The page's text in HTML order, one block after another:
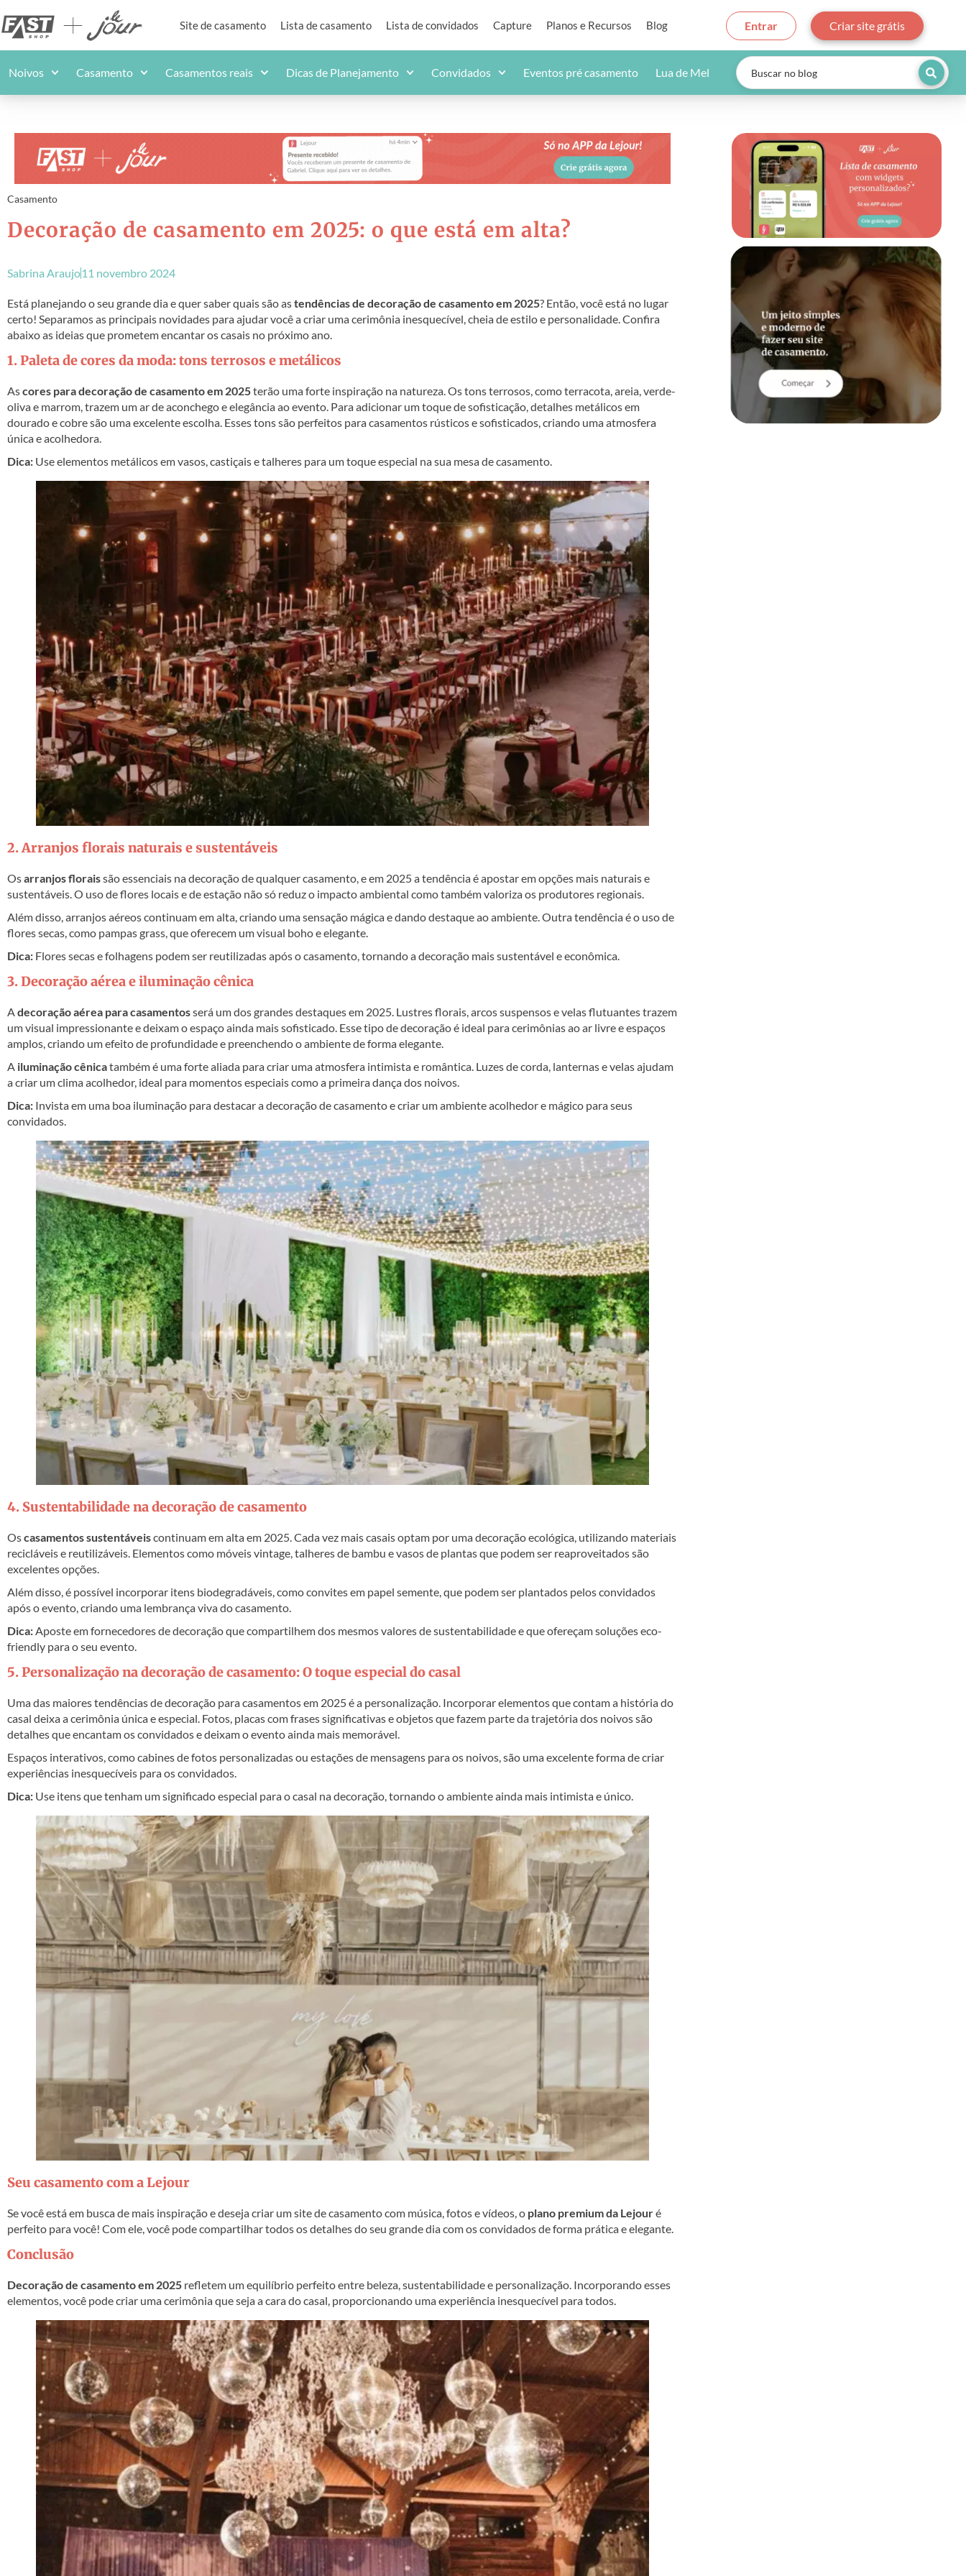
Site de casamento Lista de casamento Lista de convidados Capture Planos e Recursos Blog Entrar Criar site grátis
Noivos Casamento Casamentos reais Dicas de Planejamento Convidados Eventos pré casamento Lua de Mel
Casamento
Decoração de casamento em 2025: o que está em alta?
Sabrina Araujo11 novembro 2024
Está planejando o seu grande dia e quer saber quais são astendências de decoração de casamento em 2025? Então, você está no lugar
certo! Separamos as principais novidades para ajudar você a criar uma cerimônia inesquecível, cheia de estilo e personalidade. Confira
abaixo as ideias que prometem encantar os casais no próximo ano.
1. Paleta de cores da moda: tons terrosos e metálicos
Ascores para decoração de casamento em 2025terão uma forte inspiração na natureza. Os tons terrosos, como terracota, areia, verde-
oliva e marrom, trazem um ar de aconchego e elegância ao evento. Para adicionar um toque de sofisticação, detalhes metálicos em
dourado e cobre são uma excelente escolha. Esses tons são perfeitos para casamentos rústicos e sofisticados, criando uma atmosfera
única e acolhedora.
Dica: Use elementos metálicos em vasos, castiçais e talheres para um toque especial na sua mesa de casamento.
2. Arranjos florais naturais e sustentáveis
Osarranjos floraissão essenciais na decoração de qualquer casamento, e em 2025 a tendência é apostar em opções mais naturais e
sustentáveis. O uso de flores locais e de estação não só reduz o impacto ambiental como também valoriza os produtores regionais.
Além disso, arranjos aéreos continuam em alta, criando uma sensação mágica e dando destaque ao ambiente. Outra tendência é o uso de
flores secas, como pampas grass, que oferecem um visual boho e elegante.
Dica: Flores secas e folhagens podem ser reutilizadas após o casamento, tornando a decoração mais sustentável e econômica.
3. Decoração aérea e iluminação cênica
Adecoração aérea para casamentosserá um dos grandes destaques em 2025. Lustres florais, arcos suspensos e velas flutuantes trazem
um visual impressionante e deixam o espaço ainda mais sofisticado. Esse tipo de decoração é ideal para cerimônias ao ar livre e espaços
amplos, criando um efeito de profundidade e preenchendo o ambiente de forma elegante.
A iluminação cênicatambém é uma forte aliada para criar uma atmosfera intimista e romântica. Luzes de corda, lanternas e velas ajudam
a criar um clima acolhedor, ideal para momentos especiais como a primeira dança dos noivos.
Dica: Invista em uma boa iluminação para destacar a decoração de casamento e criar um ambiente acolhedor e mágico para seus
convidados.
4. Sustentabilidade na decoração de casamento
Oscasamentos sustentáveiscontinuam em alta em 2025. Cada vez mais casais optam por uma decoração ecológica, utilizando materiais
recicláveis e reutilizáveis. Elementos como móveis vintage, talheres de bambu e vasos de plantas que podem ser reaproveitados são
excelentes opções.
Além disso, é possível incorporar itens biodegradáveis, como convites em papel semente, que podem ser plantados pelos convidados
após o evento, criando uma lembrança viva do casamento.
Dica:Aposte em fornecedores de decoração que compartilhem dos mesmos valores de sustentabilidade e que ofereçam soluções eco-
friendly para o seu evento.
5. Personalização na decoração de casamento: O toque especial do casal
Uma das maiores tendências de decoração para casamentos em 2025 é a personalização. Incorporar elementos que contam a história do
casal deixa a cerimônia única e especial. Fotos, placas com frases significativas e objetos que fazem parte da trajetória dos noivos são
detalhes que encantam os convidados e deixam o evento ainda mais memorável.
Espaços interativos, como cabines de fotos personalizadas ou estações de mensagens para os noivos, são uma excelente forma de criar
experiências inesquecíveis para os convidados.
Dica: Use itens que tenham um significado especial para o casal na decoração, tornando o ambiente ainda mais intimista e único.
Seu casamento com a Lejour
Se você está em busca de mais inspiração e deseja criar um site de casamento com música, fotos e vídeos, o plano premium da Lejouré
perfeito para você! Com ele, você pode compartilhar todos os detalhes do seu grande dia com os convidados de forma prática e elegante.
Conclusão
Decoração de casamento em 2025 refletem um equilíbrio perfeito entre beleza, sustentabilidade e personalização. Incorporando esses
elementos, você pode criar uma cerimônia que seja a cara do casal, proporcionando uma experiência inesquecível para todos.